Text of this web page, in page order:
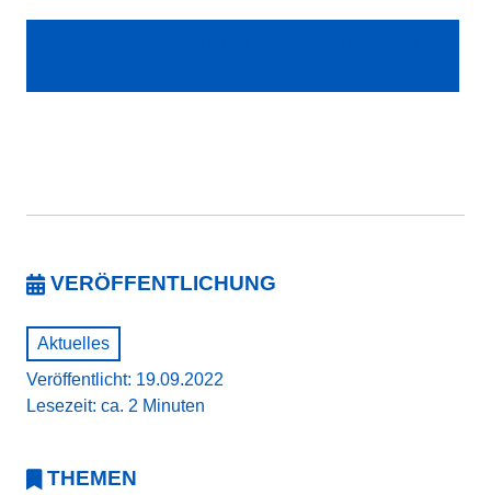
VERÖFFENTLICHUNG
Aktuelles
Veröffentlicht: 19.09.2022
Lesezeit: ca. 2 Minuten
THEMEN